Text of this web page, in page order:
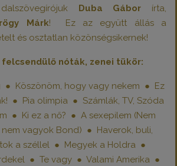
Duba Gábor írta,
Márk! Ez az együtt állás a
és osztatlan közönségsikernek!
felcsendülő nóták, zenei tükör:
● Köszönöm, hogy vagy nekem ● Ez
● Pia olimpia ● Számlák, TV, Szóda
● Ki ez a nő? ● A sexepilem (Nem
nem vagyok Bond) ● Haverok, buli,
a széllel ● Megyek a Holdra ●
● Te vagy ● Valami Amerika ●